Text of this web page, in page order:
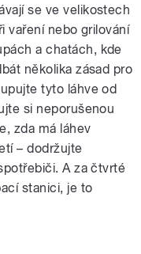
se ve velikostech
vaření nebo grilování
a chatách, kde
několika zásad pro
tyto láhve od
si neporušenou
zda má láhev
– dodržujte
A za čtvrté
stanici, je to